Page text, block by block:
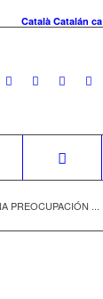
Català Catalán ca
PREOCUPACIÓN ...